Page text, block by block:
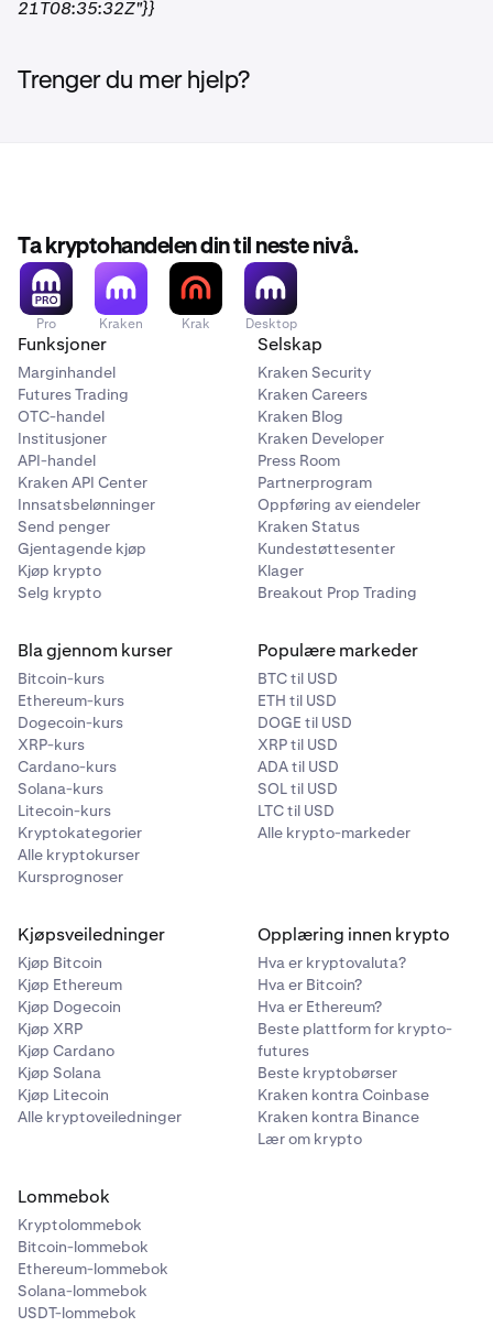
21T08:35:32Z"}}
Trenger du mer hjelp?
Ta kryptohandelen din til neste nivå.
Pro Kraken Krak Desktop
Funksjoner
Marginhandel
Futures Trading
OTC-handel
Institusjoner
API-handel
Kraken API Center
Innsatsbelønninger
Send penger
Gjentagende kjøp
Kjøp krypto
Selg krypto
Selskap
Kraken Security
Kraken Careers
Kraken Blog
Kraken Developer
Press Room
Partnerprogram
Oppføring av eiendeler
Kraken Status
Kundestøttesenter
Klager
Breakout Prop Trading
Bla gjennom kurser
Bitcoin-kurs
Ethereum-kurs
Dogecoin-kurs
XRP-kurs
Cardano-kurs
Solana-kurs
Litecoin-kurs
Kryptokategorier
Alle kryptokurser
Kursprognoser
Populære markeder
BTC til USD
ETH til USD
DOGE til USD
XRP til USD
ADA til USD
SOL til USD
LTC til USD
Alle krypto-markeder
Kjøpsveiledninger
Kjøp Bitcoin
Kjøp Ethereum
Kjøp Dogecoin
Kjøp XRP
Kjøp Cardano
Kjøp Solana
Kjøp Litecoin
Alle kryptoveiledninger
Opplæring innen krypto
Hva er kryptovaluta?
Hva er Bitcoin?
Hva er Ethereum?
Beste plattform for krypto-
futures
Beste kryptobørser
Kraken kontra Coinbase
Kraken kontra Binance
Lær om krypto
Lommebok
Kryptolommebok
Bitcoin-lommebok
Ethereum-lommebok
Solana-lommebok
USDT-lommebok